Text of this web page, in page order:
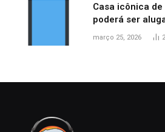
Casa icônica de
poderá ser
março 25, 2026